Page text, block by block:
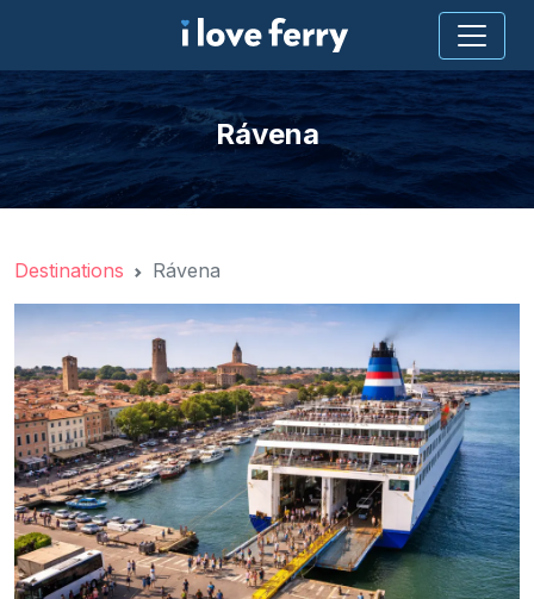
Rávena
Destinations Rávena